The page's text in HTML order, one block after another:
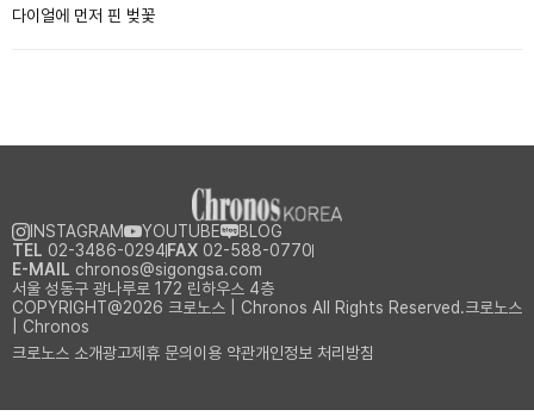
다이얼에 먼저 핀 벚꽃
크로노스 소개광고제휴 문의 이용 약관개인정보 처리방침
서울 성동구 광나루로 172 린하우스 4층
COPYRIGHT@2026 크로노스 | Chronos All Rights Reserved.크로노스
| Chronos
INSTAGRAM YOUTUBE
BLOG
TEL 02-3486-0294 FAX 02-588-0770
E-MAIL chronos@sigongsa.com